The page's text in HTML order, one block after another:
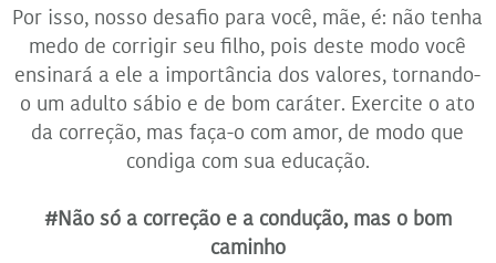
Por isso, nosso desafio para você, mãe, é: não tenha
medo de corrigir seu filho, pois deste modo você
ensinará a ele a importância dos valores, tornando-
o um adulto sábio e de bom caráter. Exercite o ato
da correção, mas faça-o com amor, de modo que
condiga com sua educação.
#Não só a correção e a condução, mas o bom
caminho